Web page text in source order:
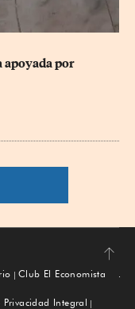
apoyada por
Subir
Club El Economista
Privacidad Integral